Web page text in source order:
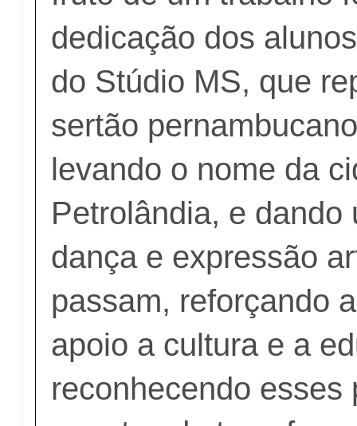
dedicação dos
do Stúdio MS, que
sertão
levando o nome da
Petrolândia, e dando
dança e expressão
passam, reforçando
apoio a cultura e a
reconhecendo esses